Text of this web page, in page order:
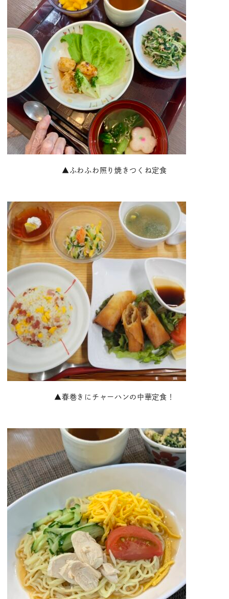
▲ふわふわ照り焼きつくね定食
▲春巻きにチャーハンの中華定食！